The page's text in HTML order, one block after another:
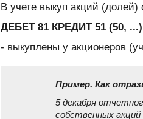
В учете выкуп акций (долей)
ДЕБЕТ 81 КРЕДИТ 51 (50, ...)
- выкуплены у акционеров
Пример. Как
5 декабря
собственных акций